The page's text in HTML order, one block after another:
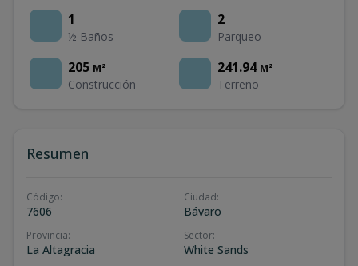
1
½ Baños
2
Parqueo
205 M²
Construcción
241.94 M²
Terreno
Resumen
Código:
7606
Ciudad:
Bávaro
Provincia:
La Altagracia
Sector:
White Sands